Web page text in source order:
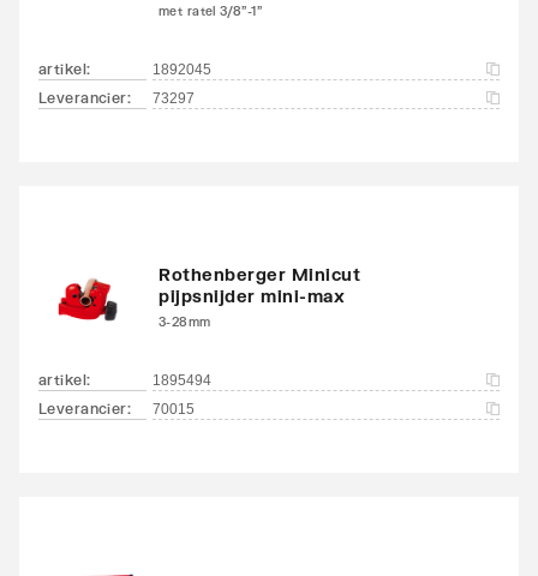
met ratel 3/8"-1"
artikel: 1892045
Leverancier: 73297
Rothenberger Minicut
pijpsnijder mini-max
3-28mm
artikel: 1895494
Leverancier: 70015